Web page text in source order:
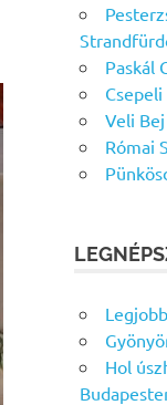
Paskál
Veli
Római
Hol